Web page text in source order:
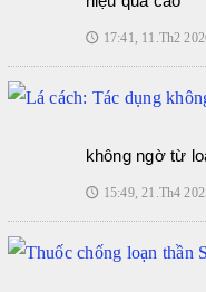
🕔 17:41, 11.Th2
không ngờ từ
🕔 15:49, 21.Th4